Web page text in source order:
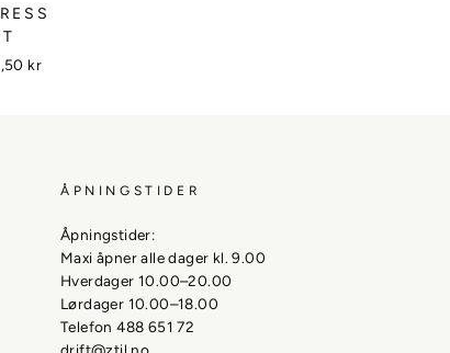
kr
ÅPNINGSTIDER
Åpningstider:
Maxi åpner alle dager kl. 9.00
Hverdager 10.00–20.00
Lørdager 10.00–18.00
Telefon 488 651 72